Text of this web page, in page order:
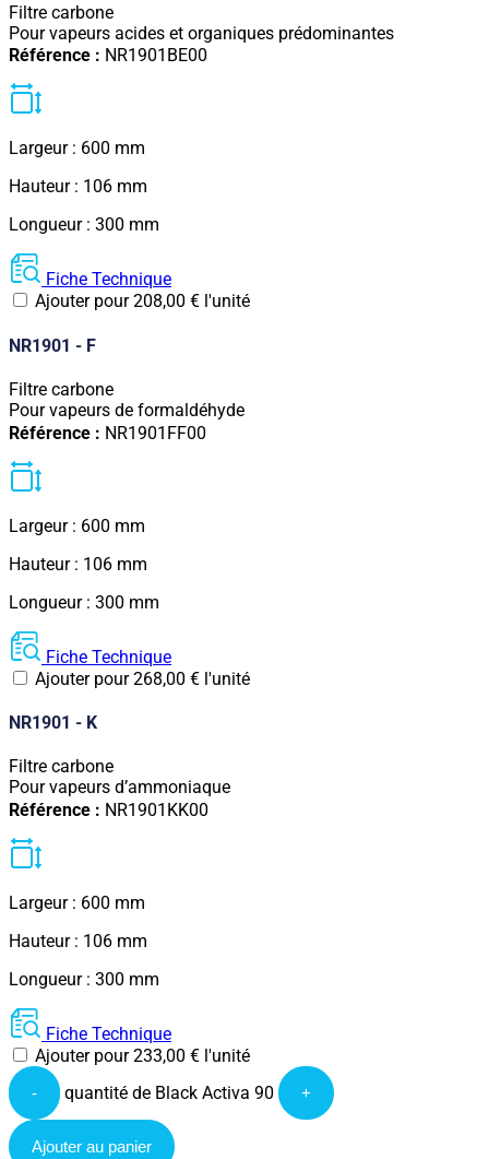
Filtre carbone
Pour vapeurs acides et organiques prédominantes
Référence : NR1901BE00
Largeur : 600 mm
Hauteur : 106 mm
Longueur : 300 mm
Fiche Technique
Ajouter pour208,00 € l'unité
NR1901 - F
Filtre carbone
Pour vapeurs de formaldéhyde
Référence : NR1901FF00
Largeur : 600 mm
Hauteur : 106 mm
Longueur : 300 mm
Fiche Technique
Ajouter pour268,00 € l'unité
NR1901 - K
Filtre carbone
Pour vapeurs d’ammoniaque
Référence : NR1901KK00
Largeur : 600 mm
Hauteur : 106 mm
Longueur : 300 mm
Fiche Technique
Ajouter pour233,00 € l'unité
- quantité de Black Activa 90 +
Ajouter au panier